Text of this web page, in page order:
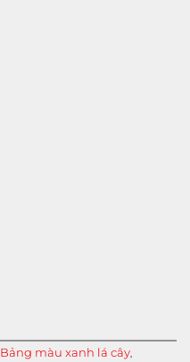
Bảng màu xanh lá cây,